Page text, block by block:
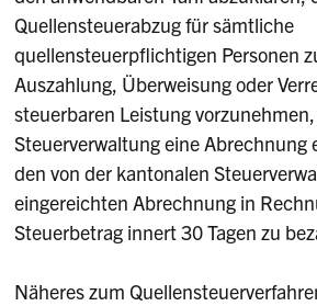
Quellensteuerabzug für sämtliche
quellensteuerpflichtigen Personen
Auszahlung, Überweisung oder
steuerbaren Leistung
Steuerverwaltung eine Abrechnung
den von der kantonalen
eingereichten Abrechnung in
Steuerbetrag innert 30 Tagen zu
Näheres zum